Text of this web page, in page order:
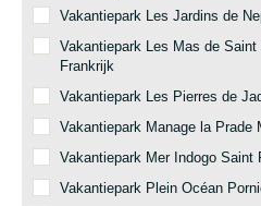
Vakantiepark Les Jardins de
Vakantiepark Les Mas de
Frankrijk
Vakantiepark Les Pierres de
Vakantiepark Manage la Prade
Vakantiepark Mer Indogo Saint
Vakantiepark Plein Océan